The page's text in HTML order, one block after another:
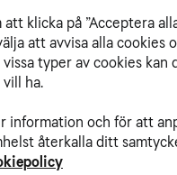
mobiltelefon.
via din internetbank,
signera med BankID kan
din bank.
betalning från ditt
att klicka på ”Acceptera
att avvisa alla cookies
vissa typer av cookies
vill ha.
information och för att
återkalla ditt